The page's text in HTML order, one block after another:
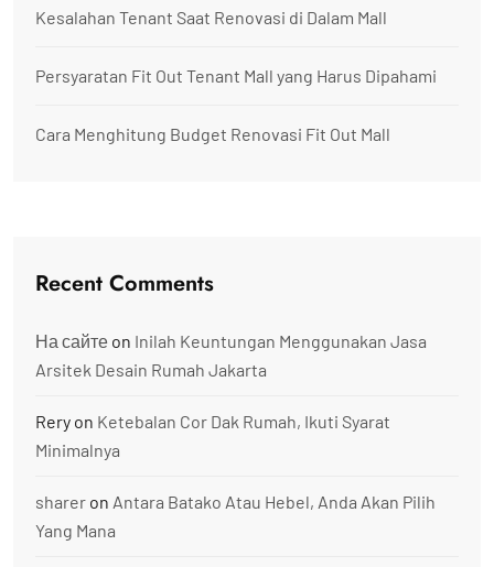
Kesalahan Tenant Saat Renovasi di Dalam Mall
Persyaratan Fit Out Tenant Mall yang Harus Dipahami
Cara Menghitung Budget Renovasi Fit Out Mall
Recent Comments
На сайте on Inilah Keuntungan Menggunakan Jasa
Arsitek Desain Rumah Jakarta
Rery on Ketebalan Cor Dak Rumah, Ikuti Syarat
Minimalnya
sharer on Antara Batako Atau Hebel, Anda Akan Pilih
Yang Mana